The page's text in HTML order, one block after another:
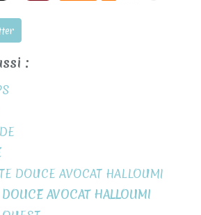
:
DOUCE AVOCAT HALLOUMI